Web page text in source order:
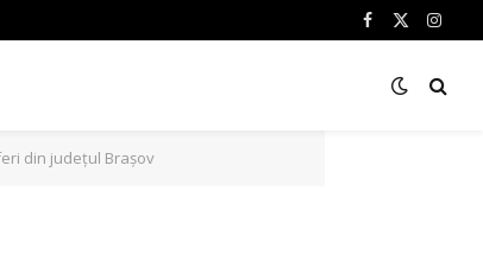
Facebook
X
din județul Brașov